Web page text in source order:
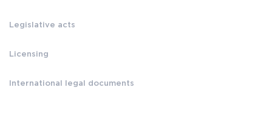
Legislative acts
Licensing
International legal documents